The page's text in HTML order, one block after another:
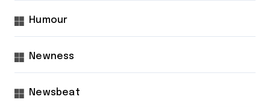
Humour
Newness
Newsbeat